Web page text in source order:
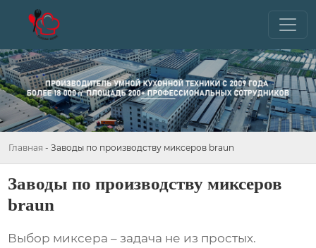
Главная - Заводы по производству миксеров braun
Заводы по производству миксеров
braun
Выбор миксера – задача не из простых.